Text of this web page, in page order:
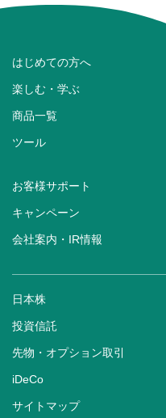
はじめての方へ
楽しむ・学ぶ
商品一覧
ツール
お客様サポート
キャンペーン
会社案内・IR情報
日本株
投資信託
先物・オプション取引
iDeCo
サイトマップ